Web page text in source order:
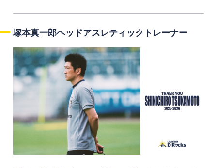
塚本真一郎ヘッドアスレティックトレーナー